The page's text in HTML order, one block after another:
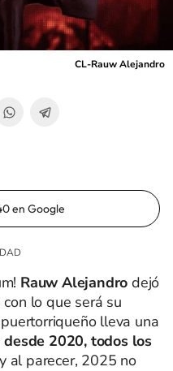
CL-Rauw Alejandro
en Google
Rauw Alejandro dejó
lo que será su
lleva una
desde 2020, todos los
al parecer, 2025 no